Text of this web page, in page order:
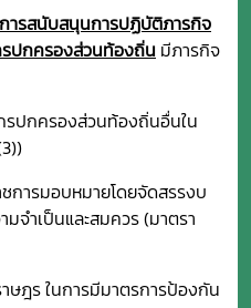
ารสนับสนุนการปฏิบัติภารกิจ
ปกครองส่วนท้องถิ่น มีภารกิจ
รปกครองส่วนท้องถิ่นอื่นใน
การมอบหมายโดยจัดสรรงบ
จำเป็นและสมควร (มาตรา
ษฎร ในการมีมาตรการป้องกัน